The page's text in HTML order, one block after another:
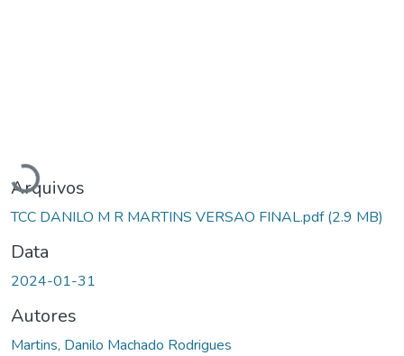
Carregando...
Arquivos
TCC DANILO M R MARTINS VERSAO FINAL.pdf(2.9 MB)
Data
2024-01-31
Autores
Martins, Danilo Machado Rodrigues